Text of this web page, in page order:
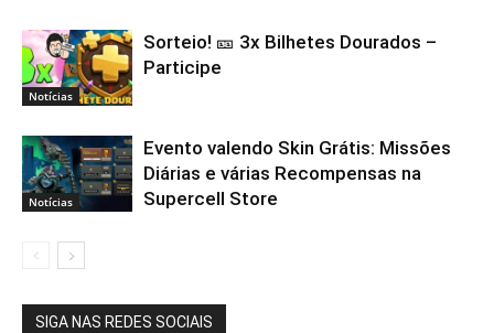
Notícias
Sorteio! 🎫 3x Bilhetes Dourados –
Participe
Notícias
Evento valendo Skin Grátis: Missões
Diárias e várias Recompensas na
Supercell Store
SIGA NAS REDES SOCIAIS